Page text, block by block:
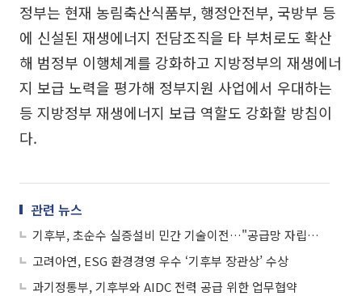
정부는 현재 농림축산식품부, 행정안전부, 국방부 등
에 신설된 재생에너지 전담조직을 타 부처로도 확산
해 범정부 이행체계를 강화하고 지방정부의 재생에너
지 보급 노력을 평가해 정부지원 사업에서 우대하는
등 지방정부 재생에너지 보급 역할도 강화할 방침이
다.
관련 뉴스
기후부, 초순수 실증설비 민간 기술이전…"공급망 자립기반 강화"
고려아연, ESG 환경경영 우수 ‘기후부 장관상’ 수상
과기정통부, 기후부와 AIDC 전력 공급 위한 업무협약